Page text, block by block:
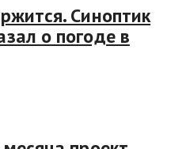
Синоптик
о погоде в